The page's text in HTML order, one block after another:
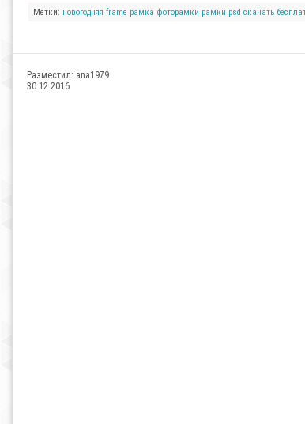
Метки: новогодняя frame рамка фоторамки рамки psd скачать
Разместил: ana1979
30.12.2016